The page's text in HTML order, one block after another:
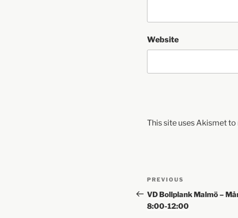
Website
This site uses Akismet
PREVIOUS
VD Bollplank Malmö –
8:00-12:00